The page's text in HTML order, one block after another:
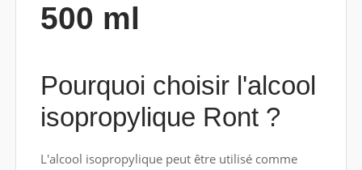
500 ml
Pourquoi choisir l'alcool
isopropylique Ront ?
L'alcool isopropylique peut être utilisé comme